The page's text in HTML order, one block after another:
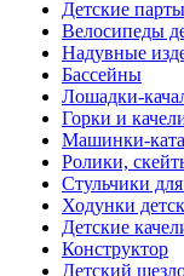
Детские
Велосипеды
Надувные
Бассейны
Лошадки-
Горки и
Машинки-
Ролики,
Стульчики
Ходунки
Детские
Конструктор
Детский